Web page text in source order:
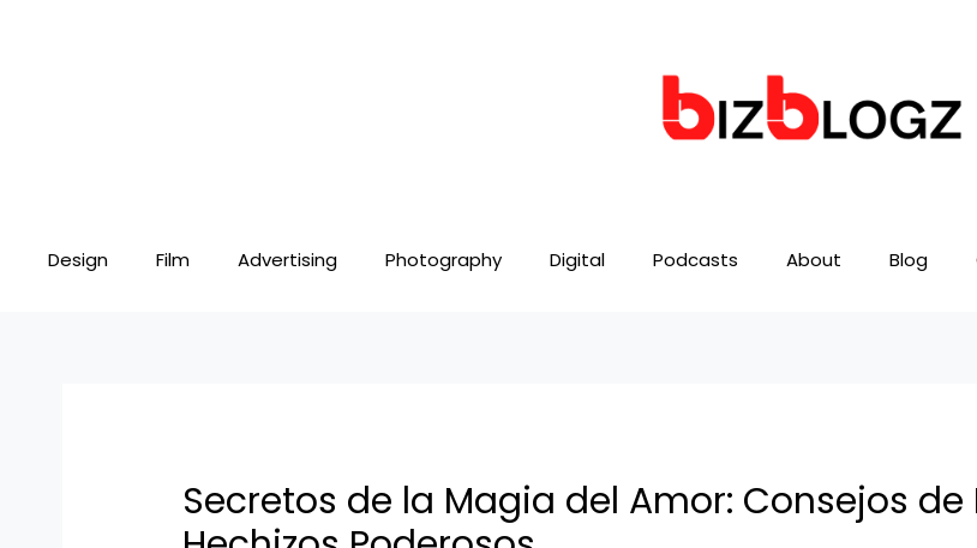
Design Film Advertising Photography Digital Podcasts About Blog
Secretos de la Magia del Amor: Consejos de